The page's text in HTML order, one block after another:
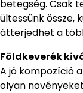
betegség. Csak
ültessünk össze,
átterjedhet a
Földkeverék
A jó kompozíció
olyan